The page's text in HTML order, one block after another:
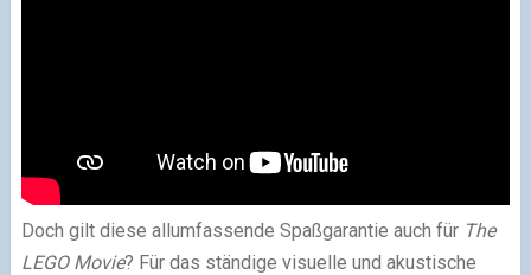
Doch gilt diese allumfassende Spaßgarantie auch für The
LEGO Movie? Für das ständige visuelle und akustische